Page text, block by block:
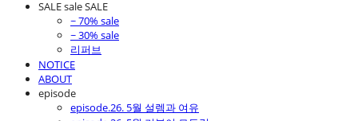
SALE sale SALE
~ 70% sale
~ 30% sale
리퍼브
NOTICE
ABOUT
episode
episode.26. 5월 설렘과 여유